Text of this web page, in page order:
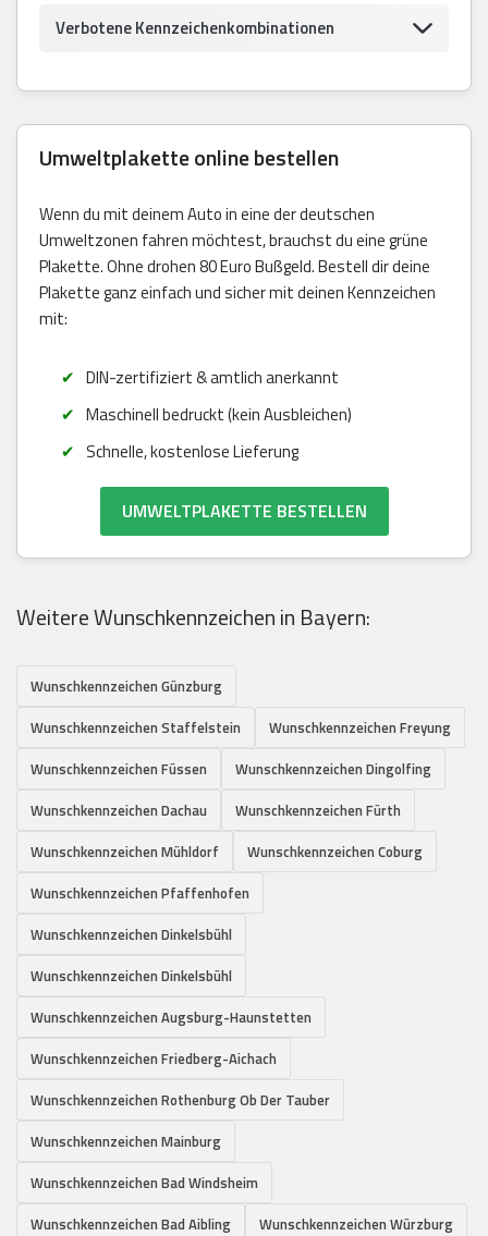
Verbotene Kennzeichenkombinationen
Umweltplakette online bestellen
Wenn du mit deinem Auto in eine der deutschen
Umweltzonen fahren möchtest, brauchst du eine grüne
Plakette. Ohne drohen 80 Euro Bußgeld. Bestell dir deine
Plakette ganz einfach und sicher mit deinen Kennzeichen
mit:
DIN-zertifiziert & amtlich anerkannt
Maschinell bedruckt (kein Ausbleichen)
Schnelle, kostenlose Lieferung
UMWELTPLAKETTE BESTELLEN
Weitere Wunschkennzeichen in Bayern:
Wunschkennzeichen Günzburg
Wunschkennzeichen Staffelstein
Wunschkennzeichen Freyung
Wunschkennzeichen Füssen
Wunschkennzeichen Dingolfing
Wunschkennzeichen Dachau
Wunschkennzeichen Fürth
Wunschkennzeichen Mühldorf
Wunschkennzeichen Coburg
Wunschkennzeichen Pfaffenhofen
Wunschkennzeichen Dinkelsbühl
Wunschkennzeichen Dinkelsbühl
Wunschkennzeichen Augsburg-Haunstetten
Wunschkennzeichen Friedberg-Aichach
Wunschkennzeichen Rothenburg Ob Der Tauber
Wunschkennzeichen Mainburg
Wunschkennzeichen Bad Windsheim
Wunschkennzeichen Bad Aibling
Wunschkennzeichen Würzburg